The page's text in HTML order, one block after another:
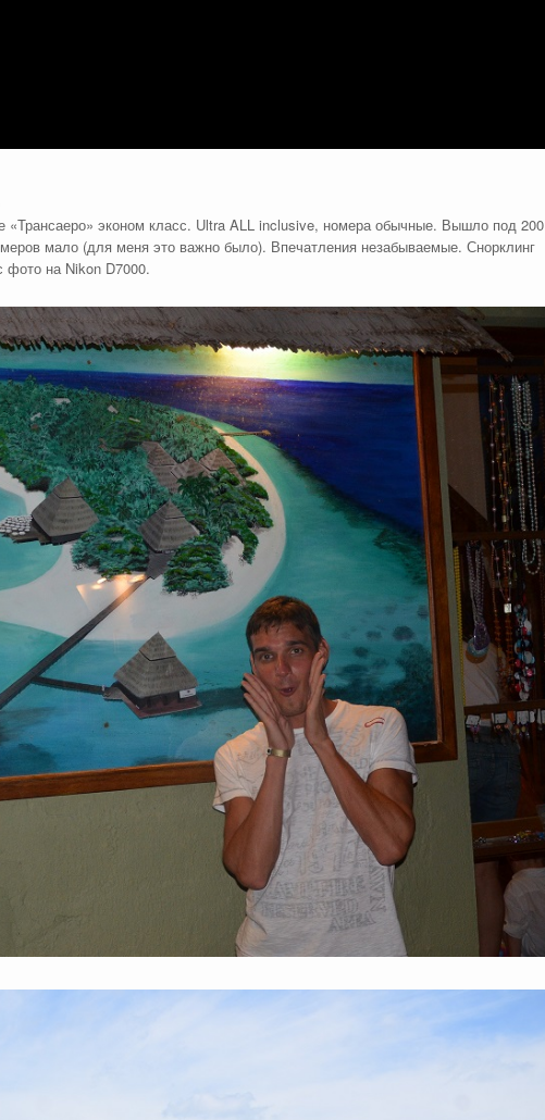
эконом класс. Ultra ALL inclusive, номера обычные. Вышло под 200
мало (для меня это важно было). Впечатления незабываемые. Снорклинг
фото на Nikon D7000.